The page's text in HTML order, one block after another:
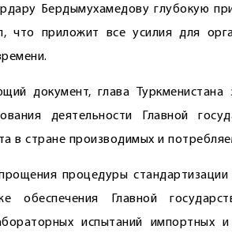
Бердымухамедову глубокую
что приложит все усилия для
документ, глава
деятельности Главной
в стране производимых и
процеду­ры
обеспечения Главной
испытаний импортных